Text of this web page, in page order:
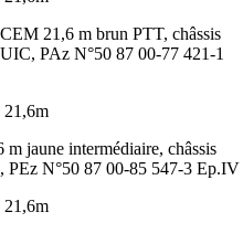
21,6 m brun PTT, châssis
PAz N°50 87 00-77 421-1
jaune intermédiaire, châssis
PEz N°50 87 00-85 547-3 Ep.IV